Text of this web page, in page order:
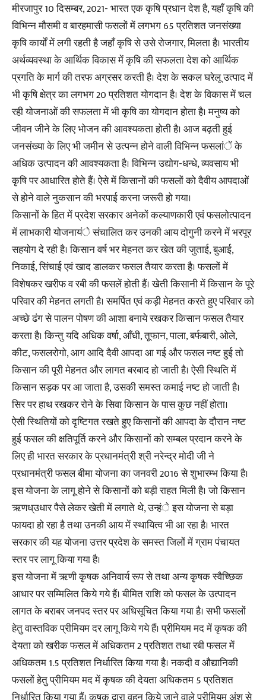
मीरजापुर 10 दिसम्बर, 2021- भारत एक कृषि प्रधान देश है, यहाँ कृषि की
विभिन्न मौसमी व बारहमासी फसलों में लगभग 65 प्रतिशत जनसंख्या
कृषि कार्यों में लगी रहती है जहाँ कृषि से उसे रोजगार, मिलता है। भारतीय
अर्थव्यवस्था के आर्थिक विकास में कृषि की सफलता देश को आर्थिक
प्रगति के मार्ग की तरफ अग्रसर करती है। देश के सकल घरेलू उत्पाद में
भी कृषि क्षेत्र का लगभग 20 प्रतिशत योगदान है। देश के विकास में चल
रही योजनाओं की सफलता में भी कृषि का योगदान होता है। मनुष्य को
जीवन जीने के लिए भोजन की आवश्यकता होती है। आज बढ़ती हुई
जनसंख्या के लिए भी जमीन से उत्पन्न होने वाली विभिन्न फसलांें के
अधिक उत्पादन की आवश्यकता है। विभिन्न उद्योग-धन्धे, व्यवसाय भी
कृषि पर आधारित होते हैं। ऐसे में किसानों की फसलों को दैवीय आपदाओं
से होने वाले नुकसान की भरपाई करना जरूरी हो गया।
किसानों के हित में प्रदेश सरकार अनेकों कल्याणकारी एवं फसलोत्पादन
में लाभकारी योजनायंे संचालित कर उनकी आय दोगुनी करने में भरपूर
सहयोग दे रही है। किसान वर्ष भर मेहनत कर खेत की जुताई, बुआई,
निकाई, सिंचाई एवं खाद डालकर फसल तैयार करता है। फसलों में
विशेषकर खरीफ व रबी की फसलें होती हैं। खेती किसानी में किसान के पूरे
परिवार की मेहनत लगती है। समर्पित एवं कड़ी मेहनत करते हुए परिवार को
अच्छे ढंग से पालन पोषण की आशा बनाये रखकर किसान फसल तैयार
करता है। किन्तु यदि अधिक वर्षा, आँधी, तूफान, पाला, बर्फबारी, ओले,
कीट, फसलरोगो, आग आदि दैवी आपदा आ गई और फसल नष्ट हुई तो
किसान की पूरी मेहनत और लागत बरबाद हो जाती है। ऐसी स्थिति में
किसान सड़क पर आ जाता है, उसकी समस्त कमाई नष्ट हो जाती है।
सिर पर हाथ रखकर रोने के सिवा किसान के पास कुछ नहीं होता।
ऐसी स्थितियों को दृष्टिगत रखते हुए किसानों की आपदा के दौरान नष्ट
हुई फसल की क्षतिपूर्ति करने और किसानों को सम्बल प्रदान करने के
लिए ही भारत सरकार के प्रधानमंत्री श्री नरेन्द्र मोदी जी ने
प्रधानमंत्री फसल बीमा योजना का जनवरी 2016 से शुभारम्भ किया है।
इस योजना के लागू होने से किसानों को बड़ी राहत मिली है। जो किसान
ऋणध्उधार पैसे लेकर खेती में लगाते थे, उन्हंे इस योजना से बड़ा
फायदा हो रहा है तथा उनकी आय में स्थायित्व भी आ रहा है। भारत
सरकार की यह योजना उत्तर प्रदेश के समस्त जिलों में ग्राम पंचायत
स्तर पर लागू किया गया है।
इस योजना में ऋणी कृषक अनिवार्य रूप से तथा अन्य कृषक स्वैच्छिक
आधार पर सम्मिलित किये गये हैं। बीमित राशि को फसल के उत्पादन
लागत के बराबर जनपद स्तर पर अधिसूचित किया गया है। सभी फसलों
हेतु वास्तविक प्रीमियम दर लागू किये गये हैं। प्रीमियम मद में कृषक की
देयता को खरीक फसल में अधिकतम 2 प्रतिशत तथा रबी फसल में
अधिकतम 1.5 प्रतिशत निर्धारित किया गया है। नकदी व औद्यानिकी
फसलों हेतु प्रीमियम मद में कृषक की देयता अधिकतम 5 प्रतिशत